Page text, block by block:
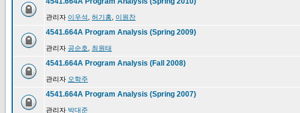
관리자 이우석 허기홍 이원찬
4541.664A Program Analysis (Spring 2009)
관리자 공순호 최원태
4541.664A Program Analysis (Fall 2008)
관리자 오학주
4541.664A Program Analysis (Spring 2007)
관리자 박대준